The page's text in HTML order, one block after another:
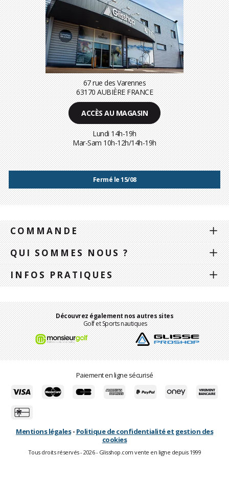
67 rue des Varennes
63170 AUBIÈRE FRANCE
ACCÈS AU MAGASIN
Lundi 14h-19h
Mar-Sam 10h-12h/14h-19h
Fermé le 15/08
COMMANDE
QUI SOMMES NOUS ?
INFOS PRATIQUES
Découvrez également nos autres sites
Golf et Sports nautiques
Paiement en ligne sécurisé
Mentions légales- Politique de confidentialité et gestion des
cookies
Tous droits réservés - 2026 - Glisshop.com vente en ligne depuis 1999